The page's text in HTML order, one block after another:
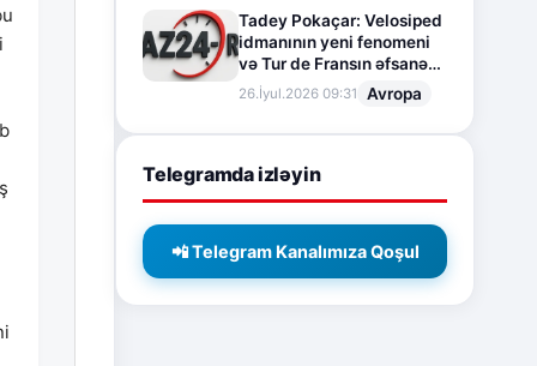
Tadey Pokaçar: Velosiped
idmanının yeni fenomeni
və Tur de Fransın əfsanəvi
səhifəsi
26.İyul.2026 09:31 Avropa
Telegramda izləyin
📲 Telegram Kanalımıza Qoşul